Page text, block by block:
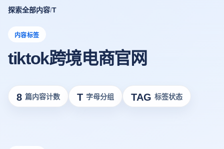
探索全部内容/T
内容标签
tiktok跨境电商官网
8 篇内容计数 T 字母分组 TAG 标签状态